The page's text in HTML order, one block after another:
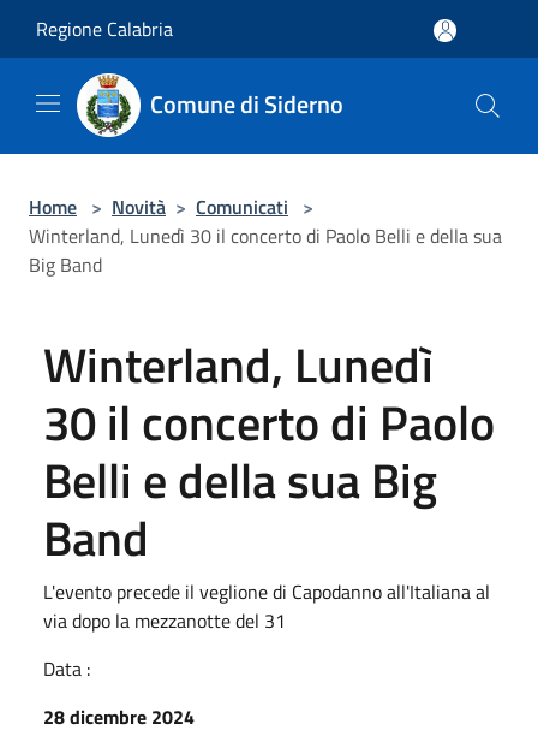
Regione Calabria
Comune di Siderno
Home > Novità > Comunicati >
Winterland, Lunedì 30 il concerto di Paolo Belli e della sua
Big Band
Winterland, Lunedì
30 il concerto di Paolo
Belli e della sua Big
Band
L'evento precede il veglione di Capodanno all'Italiana al
via dopo la mezzanotte del 31
Data :
28 dicembre 2024